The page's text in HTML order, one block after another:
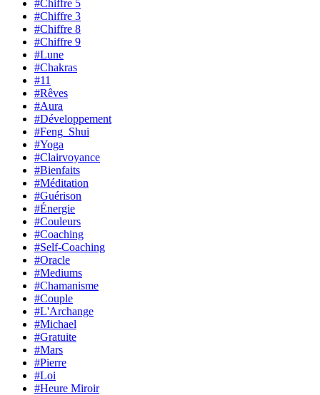
#Chiffre 5
#Chiffre 3
#Chiffre 8
#Chiffre 9
#Lune
#Chakras
#11
#Rêves
#Aura
#Développement
#Feng_Shui
#Yoga
#Clairvoyance
#Bienfaits
#Méditation
#Guérison
#Énergie
#Couleurs
#Coaching
#Self-Coaching
#Oracle
#Mediums
#Chamanisme
#Couple
#L'Archange
#Michael
#Gratuite
#Mars
#Pierre
#Loi
#Heure Miroir